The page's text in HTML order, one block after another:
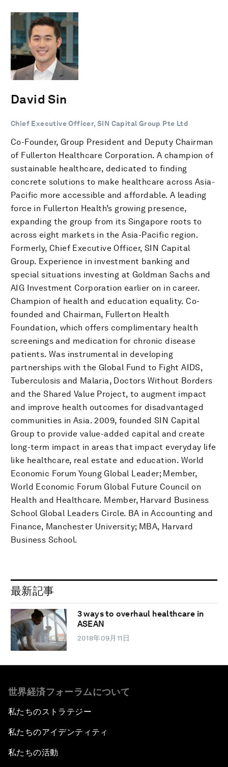
David Sin
Chief Executive Officer, SIN Capital Group Pte Ltd
Co-Founder, Group President and Deputy Chairman
of Fullerton Healthcare Corporation. A champion of
sustainable healthcare, dedicated to finding
concrete solutions to make healthcare across Asia-
Pacific more accessible and affordable. A leading
force in Fullerton Health’s growing presence,
expanding the group from its Singapore roots to
across eight markets in the Asia-Pacific region.
Formerly, Chief Executive Officer, SIN Capital
Group. Experience in investment banking and
special situations investing at Goldman Sachs and
AIG Investment Corporation earlier on in career.
Champion of health and education equality. Co-
founded and Chairman, Fullerton Health
Foundation, which offers complimentary health
screenings and medication for chronic disease
patients. Was instrumental in developing
partnerships with the Global Fund to Fight AIDS,
Tuberculosis and Malaria, Doctors Without Borders
and the Shared Value Project, to augment impact
and improve health outcomes for disadvantaged
communities in Asia. 2009, founded SIN Capital
Group to provide value-added capital and create
long-term impact in areas that impact everyday life
like healthcare, real estate and education. World
Economic Forum Young Global Leader; Member,
World Economic Forum Global Future Council on
Health and Healthcare. Member, Harvard Business
School Global Leaders Circle. BA in Accounting and
Finance, Manchester University; MBA, Harvard
Business School.
最新記事
3 ways to overhaul healthcare in
ASEAN
2018年09月11日
世界経済フォーラムについて
私たちのストラテジー
私たちのアイデンティティ
私たちの活動